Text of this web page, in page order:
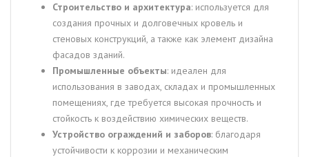
Строительство и архитектура: используется для
создания прочных и долговечных кровель и
стеновых конструкций, а также как элемент дизайна
фасадов зданий.
Промышленные объекты: идеален для
использования в заводах, складах и промышленных
помещениях, где требуется высокая прочность и
стойкость к воздействию химических веществ.
Устройство ограждений и заборов: благодаря
устойчивости к коррозии и механическим